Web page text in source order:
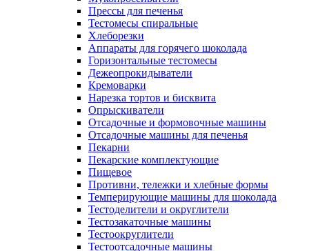
Прессы для печенья
Тестомесы спиральные
Хлеборезки
Аппараты для горячего шоколада
Горизонтальные тестомесы
Дежеопрокидыватели
Кремоварки
Нарезка тортов и бисквита
Опрыскиватели
Отсадочные и формовочные машины
Отсадочные машины для печенья
Пекарни
Пекарские комплектующие
Пищевое
Противни, тележки и хлебные формы
Темперирующие машины для шоколада
Тестоделители и округлители
Тестозакаточные машины
Тестоокруглители
Тестоотсадочные машины